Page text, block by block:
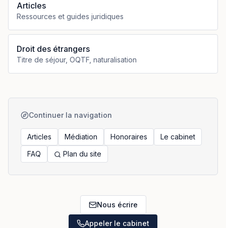
Articles
Ressources et guides juridiques
Droit des étrangers
Titre de séjour, OQTF, naturalisation
Continuer la navigation
Articles Médiation Honoraires
Le cabinet
FAQ
Plan du site
Nous écrire
Appeler le cabinet